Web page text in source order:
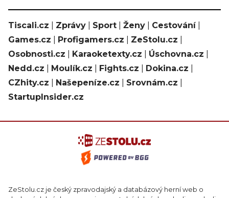
Tiscali.cz Zprávy Sport Ženy Cestování|
Games.cz
Profigamers.cz ZeStolu.cz
Osobnosti.cz
Karaoketexty.cz Úschovna.cz
Nedd.cz
Moulík.cz Fights.cz Dokina.cz
CZhity.cz
Našepeníze.cz Srovnám.cz
StartupInsider.cz
ZeStolu.cz je český zpravodajský a databázový herní web o